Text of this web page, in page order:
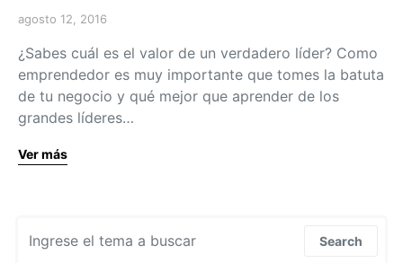
agosto 12, 2016
¿Sabes cuál es el valor de un verdadero líder? Como
emprendedor es muy importante que tomes la batuta
de tu negocio y qué mejor que aprender de los
grandes líderes…
Ver más
Search